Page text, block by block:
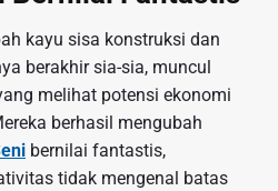
kayu sisa konstruksi dan
berakhir sia-sia, muncul
melihat potensi ekonomi
berhasil mengubah
bernilai fantastis,
tidak mengenal batas